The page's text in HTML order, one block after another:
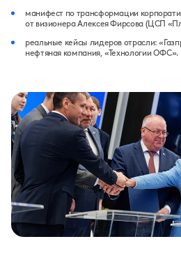
манифест по трансформации
от визионера Алексея Фирсова (ЦСП
реальные кейсы лидеров отрасли:
нефтяная компания, «Технологии ОФС».